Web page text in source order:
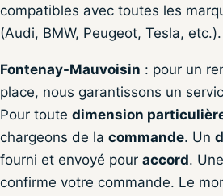
compatibles avec toutes les
(Audi, BMW, Peugeot, Tesla, etc.).
Fontenay-Mauvoisin : pour un
place, nous garantissons un
Pour toute dimension
chargeons de la commande. Un
fourni et envoyé pour accord.
confirme votre commande. Le